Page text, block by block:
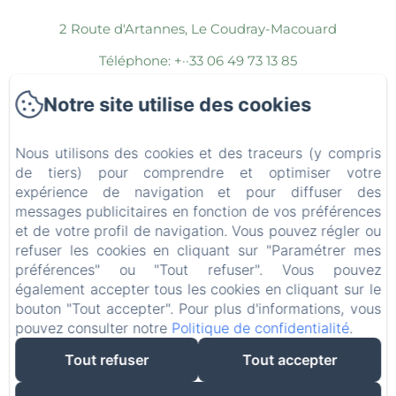
2 Route d'Artannes, Le Coudray-Macouard
Téléphone: +··33 06 49 73 13 85
Les chambres
Les espaces communs
Espace Bien-Être
Les Séjours
La région
Contact
Mentions légales
ES
Notre site utilise des cookies
Nous utilisons des cookies et des traceurs (y compris
de tiers) pour comprendre et optimiser votre
expérience de navigation et pour diffuser des
messages publicitaires en fonction de vos préférences
et de votre profil de navigation. Vous pouvez régler ou
refuser les cookies en cliquant sur "Paramétrer mes
préférences" ou "Tout refuser". Vous pouvez
également accepter tous les cookies en cliquant sur le
bouton "Tout accepter". Pour plus d'informations, vous
pouvez consulter notre Politique de confidentialité.
Tout refuser
Tout accepter